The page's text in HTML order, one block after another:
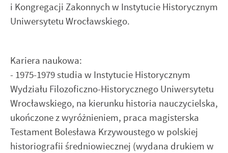
i Kongregacji Zakonnych w Instytucie Historycznym
Uniwersytetu Wrocławskiego.
Kariera naukowa:
- 1975-1979 studia w Instytucie Historycznym
Wydziału Filozoficzno-Historycznego Uniwersytetu
Wrocławskiego, na kierunku historia nauczycielska,
ukończone z wyróżnieniem, praca magisterska
Testament Bolesława Krzywoustego w polskiej
historiografii średniowiecznej (wydana drukiem w